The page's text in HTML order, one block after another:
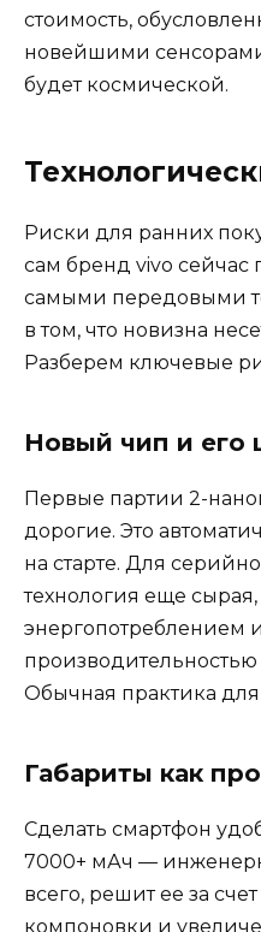
стоимость,
новейшими
будет космической.
Риски для ранних
сам бренд vivo сейчас
самыми передовыми
в том, что новизна
Разберем ключевые
Новый чип и его
Первые партии 2-
дорогие. Это
на старте. Для
технология еще
энергопотреблением
Обычная практика
Габариты как
Сделать смартфон
7000+ мАч —
всего, решит ее за
компоновки и